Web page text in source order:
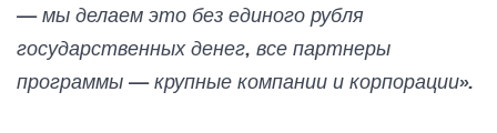
— мы делаем это без единого рубля
государственных денег, все партнеры
программы — крупные компании и корпорации».